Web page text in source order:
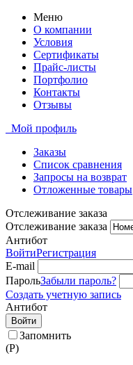
Меню
О компании
Условия
Сертификаты
Прайс-листы
Портфолио
Контакты
Отзывы
Мой профиль
Заказы
Список сравнения
Запросы на возврат
Отложенные товары
Отслеживание заказа
Отслеживание заказа
Антибот
ВойтиРегистрация
E-mail
ПарольЗабыли пароль?
Создать учетную запись
Антибот
Войти
Запомнить
(Р)